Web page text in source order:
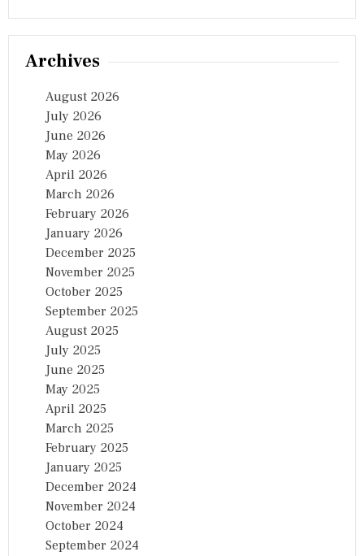
Archives
August 2026
July 2026
June 2026
May 2026
April 2026
March 2026
February 2026
January 2026
December 2025
November 2025
October 2025
September 2025
August 2025
July 2025
June 2025
May 2025
April 2025
March 2025
February 2025
January 2025
December 2024
November 2024
October 2024
September 2024